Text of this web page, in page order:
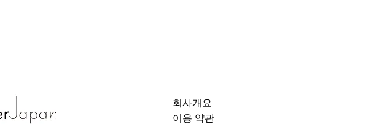
회사개요
이용 약관